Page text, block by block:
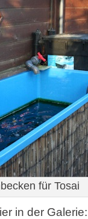
für Tosai
in der Galerie: